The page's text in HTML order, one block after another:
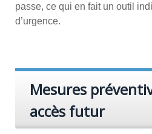
passe, ce qui en fait un outil
d’urgence.
Mesures
accès futur